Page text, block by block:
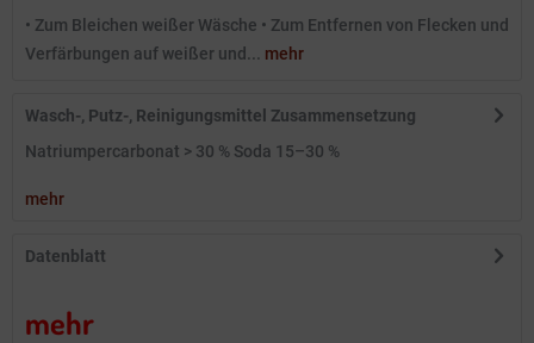
• Zum Bleichen weißer Wäsche • Zum Entfernen von Flecken und
Verfärbungen auf weißer und... mehr
Wasch-, Putz-, Reinigungsmittel Zusammensetzung
Natriumpercarbonat > 30 % Soda 15–30 %
mehr
Datenblatt
mehr